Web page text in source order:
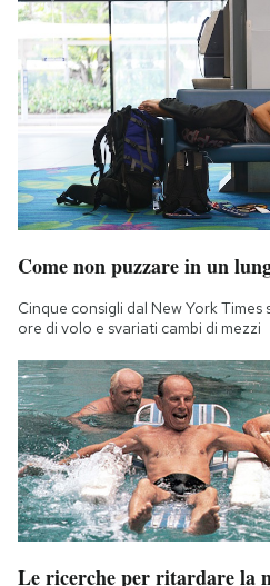
Come non puzzare in un
Cinque consigli dal New York Times
ore di volo e svariati cambi di mezzi
Le ricerche per ritardare la